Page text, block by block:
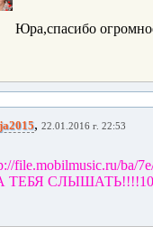
Юра,спасибо
, 22.01.2016 г. 22:53
ТЕБЯ